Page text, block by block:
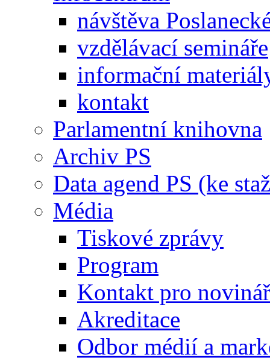
návštěva
vzdělávací semináře
informační
kontakt
Parlamentní knihovna
Archiv PS
Data agend PS (ke
Média
Tiskové zprávy
Program
Kontakt pro
Akreditace
Odbor médií a